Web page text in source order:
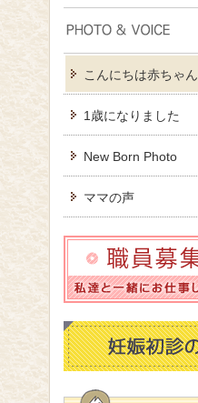
こんにちは赤ちゃん
1歳になりました
New Born Photo
ママの声